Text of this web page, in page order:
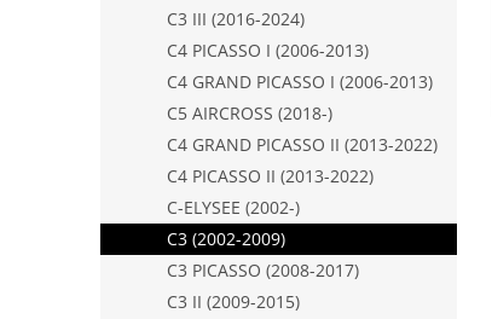
C3 III (2016-2024)
C4 PICASSO I (2006-2013)
C4 GRAND PICASSO I (2006-2013)
C5 AIRCROSS (2018-)
C4 GRAND PICASSO II (2013-2022)
C4 PICASSO II (2013-2022)
C-ELYSEE (2002-)
C3 (2002-2009)
C3 PICASSO (2008-2017)
C3 II (2009-2015)